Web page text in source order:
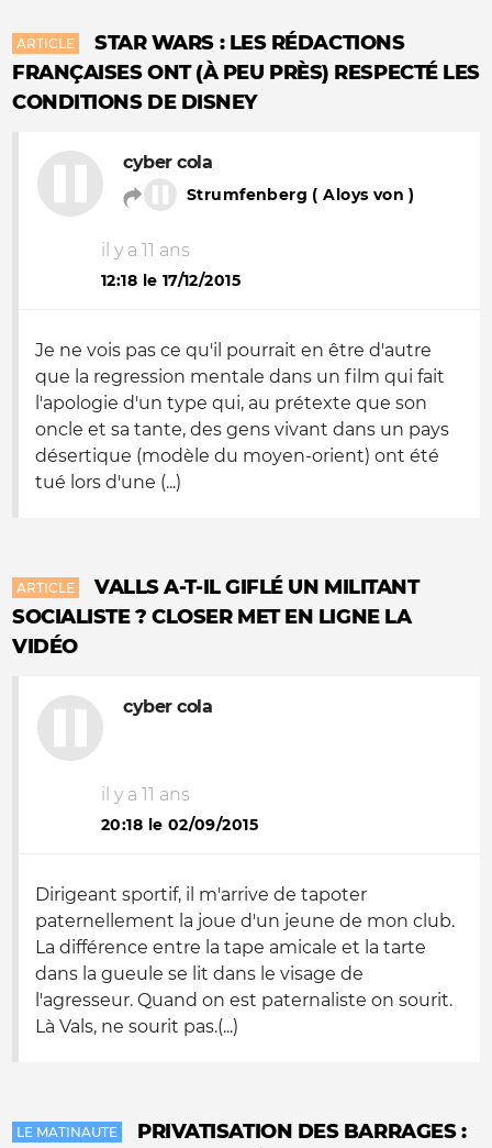
ARTICLE
STAR WARS : LES RÉDACTIONS
FRANÇAISES ONT (À PEU PRÈS) RESPECTÉ LES
CONDITIONS DE DISNEY
cyber cola
Strumfenberg ( Aloys von )
il y a 11 ans
12:18 le 17/12/2015
Je ne vois pas ce qu'il pourrait en être d'autre
que la regression mentale dans un film qui fait
l'apologie d'un type qui, au prétexte que son
oncle et sa tante, des gens vivant dans un pays
désertique (modèle du moyen-orient) ont été
tué lors d'une (...)
ARTICLE
VALLS A-T-IL GIFLÉ UN MILITANT
SOCIALISTE ? CLOSER MET EN LIGNE LA
VIDÉO
cyber cola
il y a 11 ans
20:18 le 02/09/2015
Dirigeant sportif, il m'arrive de tapoter
paternellement la joue d'un jeune de mon club.
La différence entre la tape amicale et la tarte
dans la gueule se lit dans le visage de
l'agresseur. Quand on est paternaliste on sourit.
Là Vals, ne sourit pas.(...)
LE MATINAUTE
PRIVATISATION DES BARRAGES :